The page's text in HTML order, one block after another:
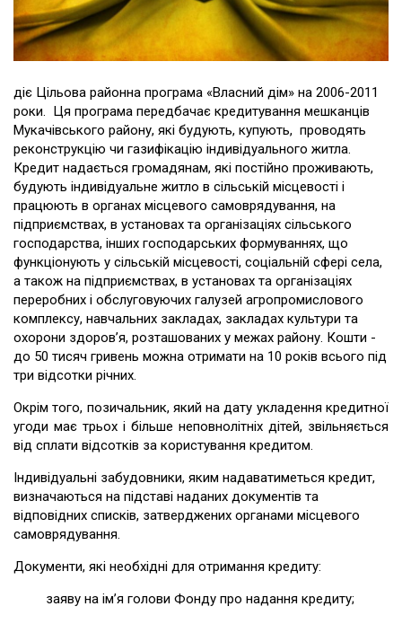
діє Цільова районна програма «Власний дім» на 2006-2011
роки. Ця програма передбачає кредитування мешканців
Мукачівського району, які будують, купують, проводять
реконструкцію чи газифікацію індивідуального житла.
Кредит надається громадянам, які постійно проживають,
будують індивідуальне житло в сільській місцевості і
працюють в органах місцевого самоврядування, на
підприємствах, в установах та організаціях сільського
господарства, інших господарських формуваннях, що
функціонують у сільській місцевості, соціальній сфері села,
а також на підприємствах, в установах та організаціях
переробних і обслуговуючих галузей агропромислового
комплексу, навчальних закладах, закладах культури та
охорони здоров’я, розташованих у межах району. Кошти -
до 50 тисяч гривень можна отримати на 10 років всього під
три відсотки річних.
Окрім того, позичальник, який на дату укладення кредитної
угоди має трьох і більше неповнолітніх дітей, звільняється
від сплати відсотків за користування кредитом.
Індивідуальні забудовники, яким надаватиметься кредит,
визначаються на підставі наданих документів та
відповідних списків, затверджених органами місцевого
самоврядування.
Документи, які необхідні для отримання кредиту:
заяву на ім’я голови Фонду про надання кредиту;